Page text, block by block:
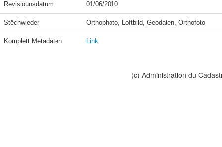
Revisiounsdatum 01/06/2010
Stëchwieder Orthophoto, Loftbild, Geodaten, Orthofoto
Komplett Metadaten Link
(c) Administration du